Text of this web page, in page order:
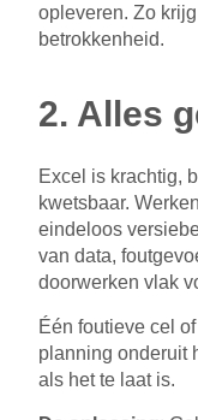
opleveren. Zo
betrokkenheid.
2. Alles
Excel is krachtig,
kwetsbaar.
eindeloos
van data,
doorwerken vlak
Één foutieve cel
planning onderuit
als het te laat is.